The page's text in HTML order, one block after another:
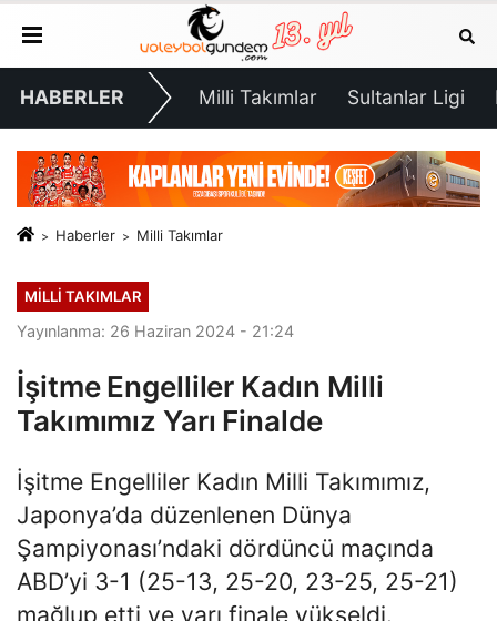
HABERLER Milli Takımlar Sultanlar Ligi
Haberler Milli Takımlar
MILLI TAKIMLAR
Yayınlanma: 26 Haziran 2024 - 21:24
İşitme Engelliler Kadın Milli
Takımımız Yarı Finalde
İşitme Engelliler Kadın Milli Takımımız,
Japonya’da düzenlenen Dünya
Şampiyonası’ndaki dördüncü maçında
ABD’yi 3-1 (25-13, 25-20, 23-25, 25-21)
mağlup etti ve yarı finale yükseldi.